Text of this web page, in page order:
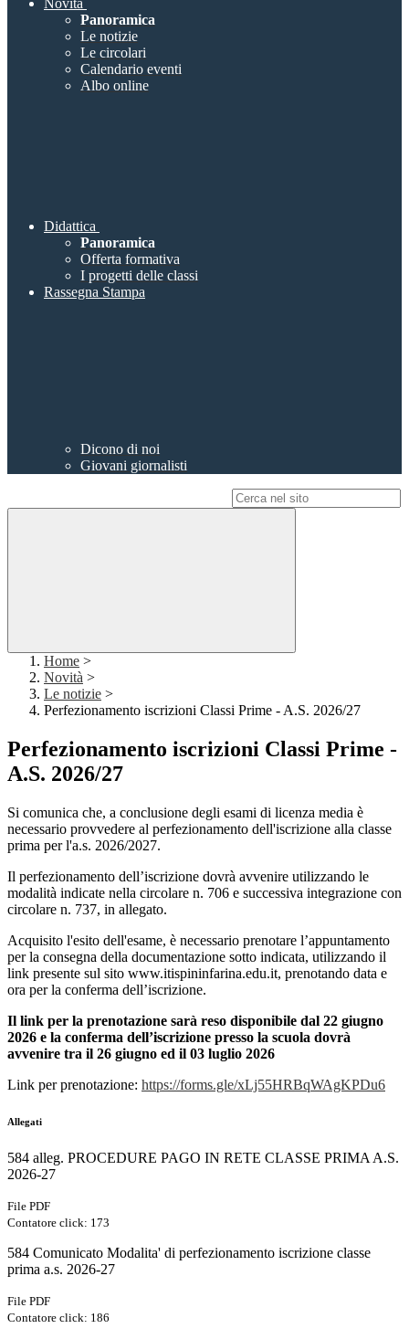
Novità
Panoramica
Le notizie
Le circolari
Calendario eventi
Albo online
Didattica
Panoramica
Offerta formativa
I progetti delle classi
Rassegna Stampa
Dicono di noi
Giovani giornalisti
Home >
Novità >
Le notizie >
Perfezionamento iscrizioni Classi Prime - A.S. 2026/27
Perfezionamento iscrizioni Classi Prime -
A.S. 2026/27
Si comunica che, a conclusione degli esami di licenza media è
necessario provvedere al perfezionamento dell'iscrizione alla classe
prima per l'a.s. 2026/2027.
Il perfezionamento dell’iscrizione dovrà avvenire utilizzando le
modalità indicate nella circolare n. 706 e successiva integrazione con
circolare n. 737, in allegato.
Acquisito l'esito dell'esame, è necessario prenotare l’appuntamento
per la consegna della documentazione sotto indicata, utilizzando il
link presente sul sito www.itispininfarina.edu.it, prenotando data e
ora per la conferma dell’iscrizione.
Il link per la prenotazione sarà reso disponibile dal 22 giugno
2026 e la conferma dell’iscrizione presso la scuola dovrà
avvenire tra il 26 giugno ed il 03 luglio 2026
Link per prenotazione: https://forms.gle/xLj55HRBqWAgKPDu6
Allegati
584 alleg. PROCEDURE PAGO IN RETE CLASSE PRIMA A.S.
2026-27
File PDF
Contatore click: 173
584 Comunicato Modalita' di perfezionamento iscrizione classe
prima a.s. 2026-27
File PDF
Contatore click: 186